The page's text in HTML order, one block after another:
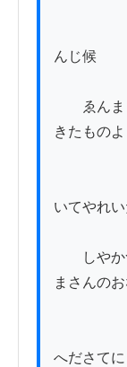
当分
んじ候
ゑんま「
きたもの
くも
鬼ども
いてやれ
わい
しやかつ
まさんの
れが
てつ
へださて